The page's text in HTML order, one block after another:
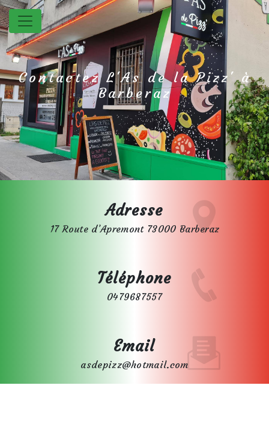
Panneau de gestion des cookies
Contactez L'As de la Pizz' à
Barberaz
Adresse
17 Route d’Apremont 73000 Barberaz
Téléphone
0479687557
Email
asdepizz@hotmail.com